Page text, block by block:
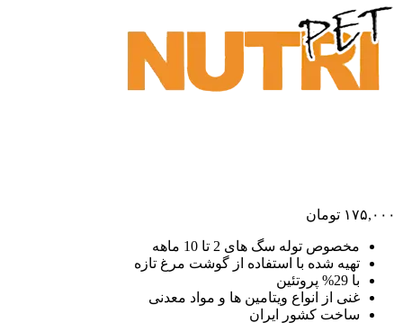
۱۷۵,۰۰۰ تومان
مخصوص توله سگ های 2 تا 10 ماهه
تهیه شده با استفاده از گوشت مرغ تازه
با 29% پروتئین
غنی از انواع ویتامین ها و مواد معدنی
ساخت کشور ایران